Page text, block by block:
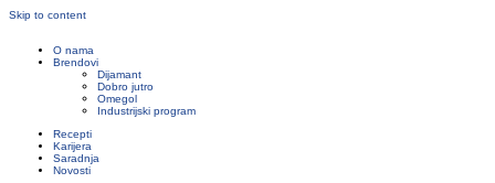
Skip to content
O nama
Brendovi
Dijamant
Dobro jutro
Omegol
Industrijski program
Recepti
Karijera
Saradnja
Novosti